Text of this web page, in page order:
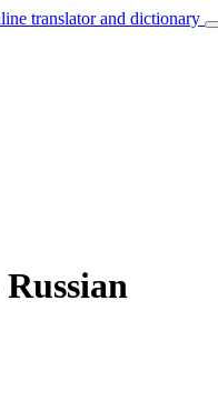
translator and dictionary